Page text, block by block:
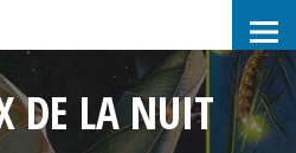
DE LA NUIT